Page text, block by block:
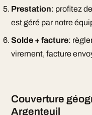
Prestation: profitez
est géré par notre
Solde + facture:
virement, facture
Couverture
Argenteuil